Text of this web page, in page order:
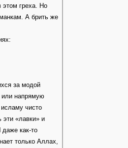
этом греха. Но
А брить же
за модой
или напрямую
чисто
эти «лавки» и
как-то
только Аллах,